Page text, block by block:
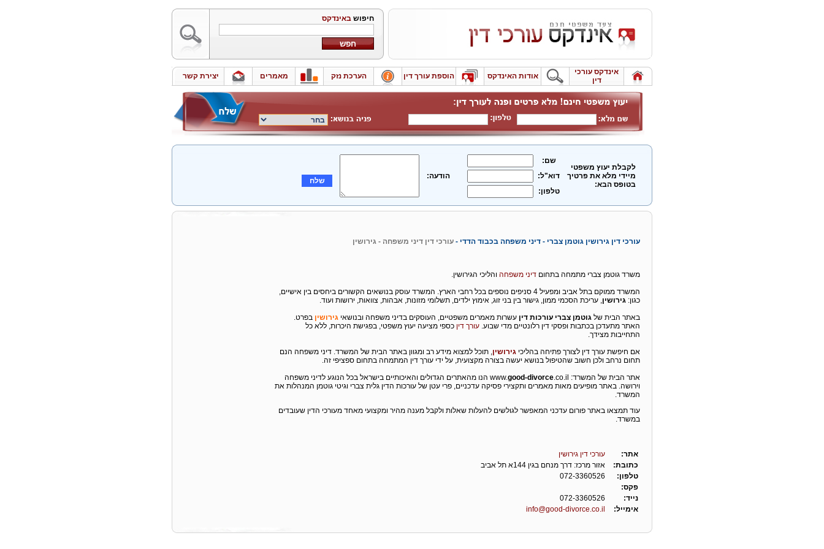
חיפוש באינדקס
אינדקס עורכי
דין
אודות האינדקס הוספת עורך דין הערכת נזק מאמרים יצירת קשר
לקבלת יעוץ משפטי
מיידי מלא את פרטיך
בטופס הבא:
שם:
דוא"ל:
טלפון:
הודעה:
שלח
עורכי דין גירושין גוטמן צברי - דיני משפחה בכבוד הדדי - עורכי דין דיני משפחה - גירושין
משרד גוטמן צברי מתמחה בתחום דיני משפחה והליכי הגירושין.
המשרד ממוקם בתל אביב ומפעיל 4 סניפים נוספים בכל רחבי הארץ. המשרד עוסק בנושאים הקשורים ביחסים בין אישיים,
כגון: גירושין, עריכת הסכמי ממון, גישור בין בני זוג, אימוץ ילדים, תשלומי מזונות, אבהות, צוואות, ירושות ועוד.
באתר הבית של גוטמן צברי עורכות דין עשרות מאמרים משפטיים, העוסקים בדיני משפחה ובנושאי גירושין בפרט.
האתר מתעדכן בכתבות ופסקי דין רלונטיים מדי שבוע. עורך דין כספי מציעה יעוץ משפטי, בפגישת היכרות, ללא כל
התחייבות מצידך.
אם חיפשת עורך דין לצורך פתיחה בהליכי גירושין, תוכל למצוא מידע רב ומגוון באתר הבית של המשרד. דיני משפחה הנם
תחום נרחב ולכן חשוב שהטיפול בנושא יעשה בצורה מקצועית, על ידי עורך דין המתמחה בתחום ספציפי זה.
אתר הבית של המשרד: www.
good-divorce
.co.il הנו מהאתרים הגדולים והאיכותיים בישראל בכל הנוגע לדיני משפחה
וירושה. באתר מופיעים מאות מאמרים ותקצירי פסיקה עדכניים, פרי עטן של עורכות הדין גלית צברי וגיטי גוטמן המנהלות את
המשרד.
עוד תמצאו באתר פורום עדכני המאפשר לגולשים להעלות שאלות ולקבל מענה מהיר ומקצועי מאחד מעורכי הדין שעובדים
במשרד.
אתר:
עורכי דין גירושין
כתובת:
אזור מרכז: דרך מנחם בגין 144א תל אביב
טלפון:
072-3360526
פקס:
נייד:
072-3360526
אימייל:
info@good-divorce.co.il